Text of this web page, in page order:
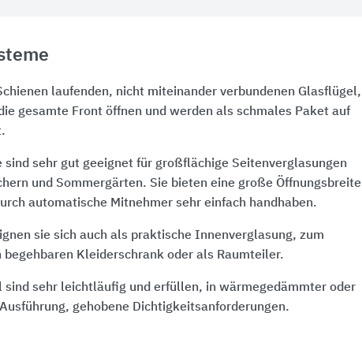
laufenden, nicht miteinander verbundenen Glasflügel,
gesamte Front öffnen und werden als schmales Paket auf
sind sehr gut geeignet für großflächige Seitenverglasungen
und Sommergärten. Sie bieten eine große Öffnungsbreite
automatische Mitnehmer sehr einfach handhaben.
sie sich auch als praktische Innenverglasung, zum
begehbaren Kleiderschrank oder als Raumteiler.
sind sehr leichtläufig und erfüllen, in wärmegedämmter oder
gehobene Dichtigkeitsanforderungen.